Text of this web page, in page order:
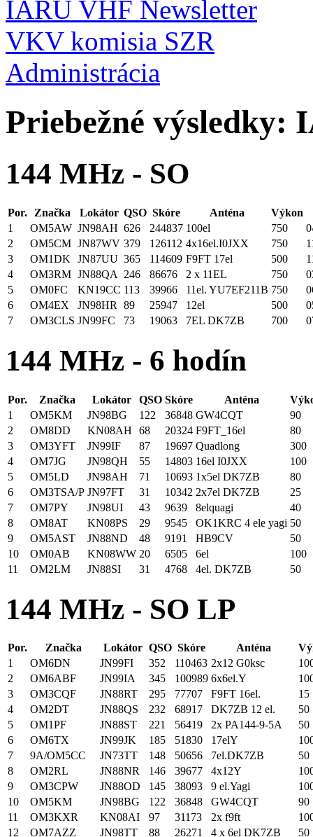
IARU VHF Newsletter
VKV komisia SZR
Administrácia
Priebežné výsledky:
144 MHz - SO
Por. Značka Lokátor QSO Skóre Anténa
Výkon
1
OM5AW JN98AH 626 244837 100el 750
2
OM5CM JN87WV 379 126112 4x16el.I0JXX 750
3
OM1DK JN87UU 365 114609 F9FT 17el 500
4
OM3RM JN88QA 246 86676 2 x 11EL 750
5
OM0FC KN19CC 113 39966 11el. YU7EF211B 750
6
OM4EX JN98HR 89 25947 12el 500
7
OM3CLS JN99FC 73 19063 7EL DK7ZB 700
144 MHz - 6 hodín
Por. Značka Lokátor QSO Skóre Anténa
1
OM5KM JN98BG 122 36848 GW4CQT
90
2
OM8DD KN08AH 68 20324 F9FT_16el
80
3
OM3YFT JN99IF 87 19697 Quadlong
300
4
OM7JG JN98QH 55 14803 16el I0JXX
100
5
OM5LD JN98AH 71 10693 1x5el DK7ZB
80
6
OM3TSA/P JN97FT 31 10342 2x7el DK7ZB
25
7
OM7PY JN98UI 43 9639 8elquagi
40
8
OM8AT KN08PS 29 9545 OK1KRC 4 ele yagi 50
9
OM5AST JN88ND 48 9191 HB9CV
50
10
OM0AB KN08WW 20 6505 6el
100
11
OM2LM JN88SI 31 4768 4el. DK7ZB 50
144 MHz - SO LP
Por. Značka Lokátor QSO Skóre Anténa
1
OM6DN JN99FI 352 110463 2x12 G0ksc
2
OM6ABF JN99IA 345 100989 6x6el.Y
3
OM3CQF JN88RT 295 77707 F9FT 16el.
15
4
OM2DT JN88QS 232 68917 DK7ZB 12 el.
50
5
OM1PF JN88ST 221 56419 2x PA144-9-5A
50
6
OM6TX JN99JK 185 51830 17elY
7
9A/OM5CC JN73TT 148 50656 7el.DK7ZB
50
8
OM2RL JN88NR 146 39677 4x12Y
9
OM3CPW JN88OD 145 38093 9 el.Yagi
10
OM5KM JN98BG 122 36848 GW4CQT
90
11
OM3KXR KN08AI 97 31173 2x f9ft
12
OM7AZZ JN98TT 88 26271 4 x 6el DK7ZB
50